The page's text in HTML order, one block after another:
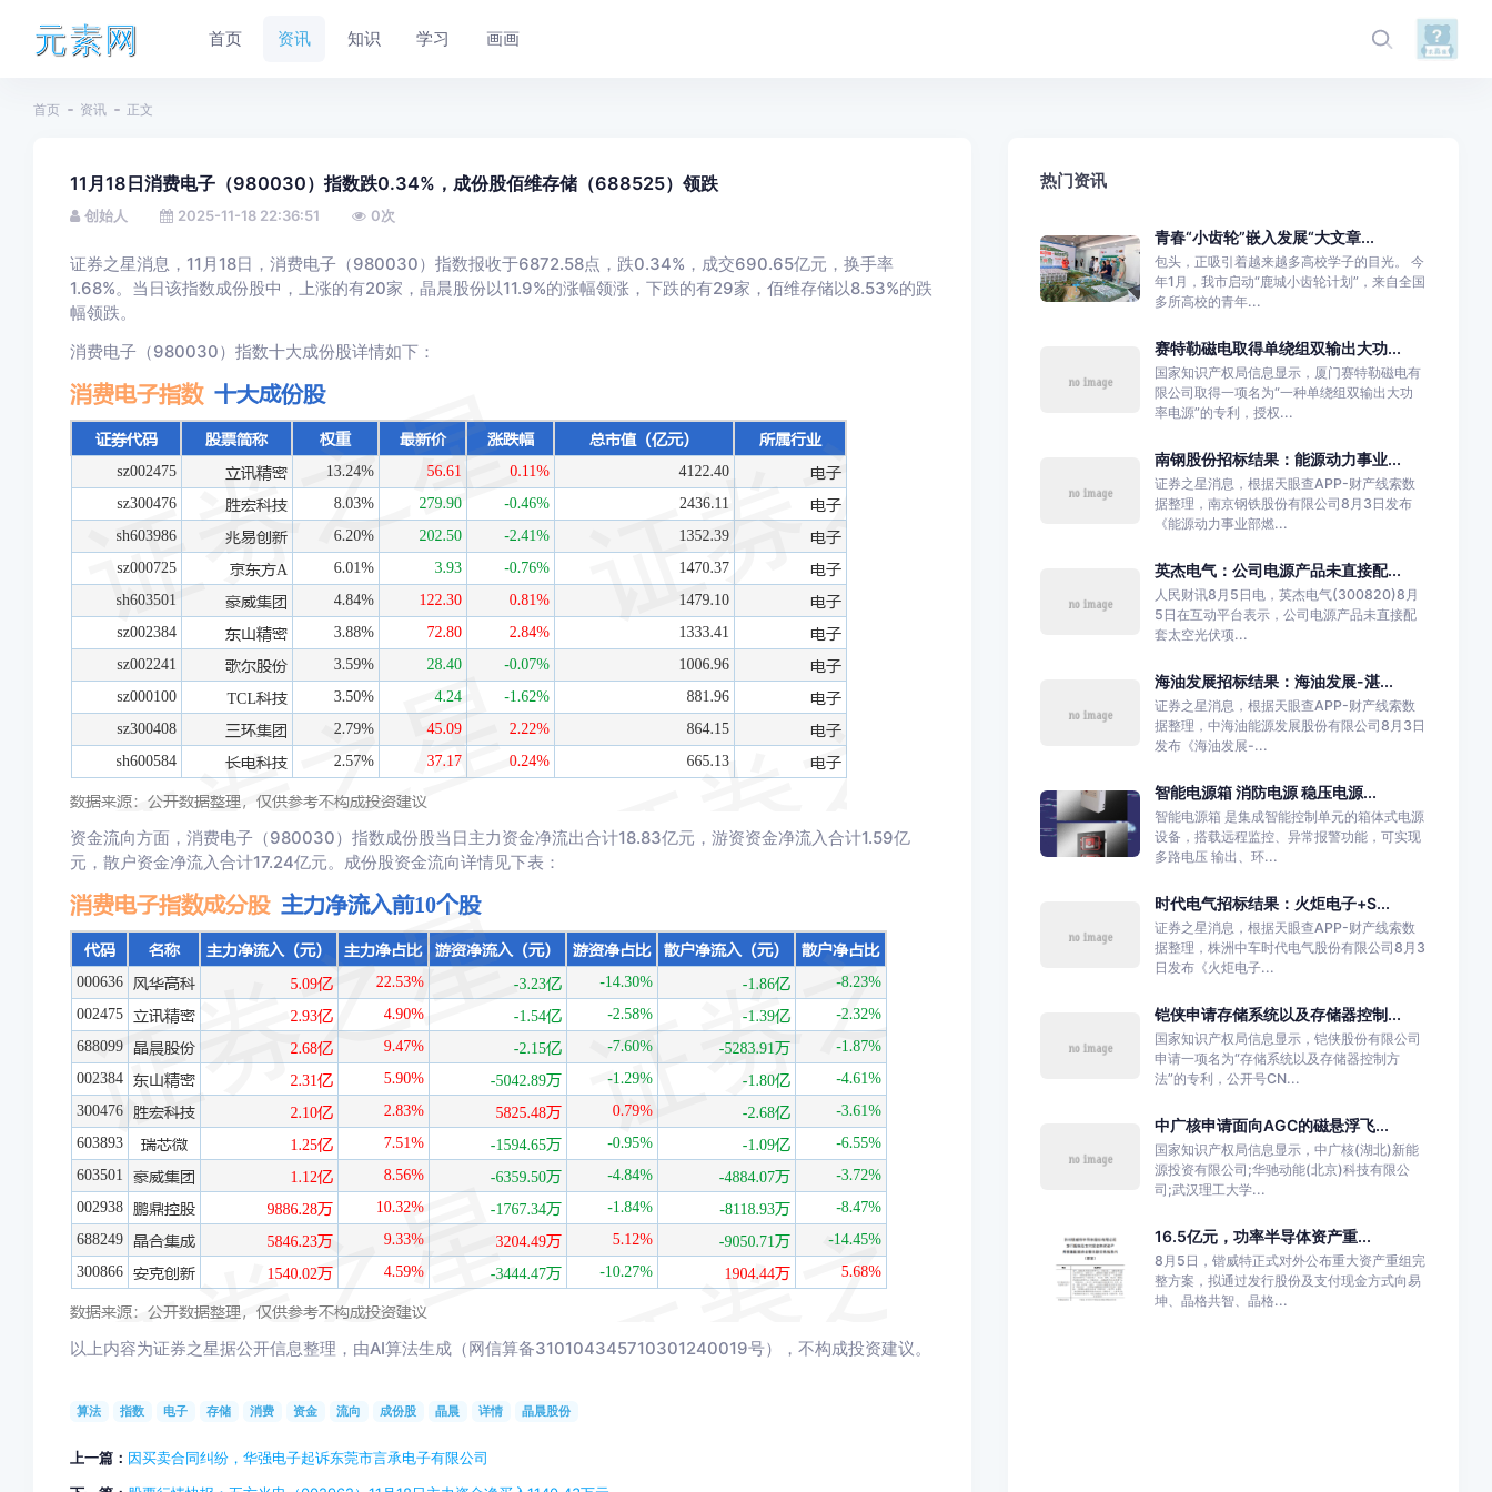
元素网 首页 资讯 知识 学习 画画
首页 资讯 正文
11月18日消费电子（980030）指数跌0.34%，成份股佰维存储（688525）领跌
创始人 2025-11-18 22:36:51 0次
证券之星消息，11月18日，消费电子（980030）指数报收于6872.58点，跌0.34%，成交690.65亿元，换手率
1.68%。当日该指数成份股中，上涨的有20家，晶晨股份以11.9%的涨幅领涨，下跌的有29家，佰维存储以8.53%的跌
幅领跌。
消费电子（980030）指数十大成份股详情如下：
资金流向方面，消费电子（980030）指数成份股当日主力资金净流出合计18.83亿元，游资资金净流入合计1.59亿
元，散户资金净流入合计17.24亿元。成份股资金流向详情见下表：
以上内容为证券之星据公开信息整理，由AI算法生成（网信算备310104345710301240019号），不构成投资建议。
算法 指数 电子 存储 消费 资金 流向 成份股 晶晨 详情 晶晨股份
上一篇： 因买卖合同纠纷，华强电子起诉东莞市言承电子有限公司
热门资讯
青春“小齿轮”嵌入发展“大文章...
包头，正吸引着越来越多高校学子的目光。 今
年1月，我市启动“鹿城小齿轮计划”，来自全国
多所高校的青年...
赛特勒磁电取得单绕组双输出大功...
国家知识产权局信息显示，厦门赛特勒磁电有
限公司取得一项名为“一种单绕组双输出大功
率电源”的专利，授权...
南钢股份招标结果：能源动力事业...
证券之星消息，根据天眼查APP-财产线索数
据整理，南京钢铁股份有限公司8月3日发布
《能源动力事业部燃...
英杰电气：公司电源产品未直接配...
人民财讯8月5日电，英杰电气(300820)8月
5日在互动平台表示，公司电源产品未直接配
套太空光伏项...
海油发展招标结果：海油发展-湛...
证券之星消息，根据天眼查APP-财产线索数
据整理，中海油能源发展股份有限公司8月3日
发布《海油发展-...
智能电源箱 消防电源 稳压电源...
智能电源箱 是集成智能控制单元的箱体式电源
设备，搭载远程监控、异常报警功能，可实现
多路电压 输出、环...
时代电气招标结果：火炬电子+S...
证券之星消息，根据天眼查APP-财产线索数
据整理，株洲中车时代电气股份有限公司8月3
日发布《火炬电子...
铠侠申请存储系统以及存储器控制...
国家知识产权局信息显示，铠侠股份有限公司
申请一项名为“存储系统以及存储器控制方
法”的专利，公开号CN...
中广核申请面向AGC的磁悬浮飞...
国家知识产权局信息显示，中广核(湖北)新能
源投资有限公司;华驰动能(北京)科技有限公
司;武汉理工大学...
16.5亿元，功率半导体资产重...
8月5日，锴威特正式对外公布重大资产重组完
整方案，拟通过发行股份及支付现金方式向易
坤、晶格共智、晶格...